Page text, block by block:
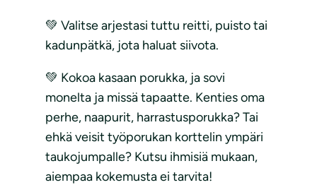
💚 Valitse arjestasi tuttu reitti, puisto tai
kadunpätkä, jota haluat siivota.
💚 Kokoa kasaan porukka, ja sovi
monelta ja missä tapaatte. Kenties oma
perhe, naapurit, harrastusporukka? Tai
ehkä veisit työporukan korttelin ympäri
taukojumpalle? Kutsu ihmisiä mukaan,
aiempaa kokemusta ei tarvita!